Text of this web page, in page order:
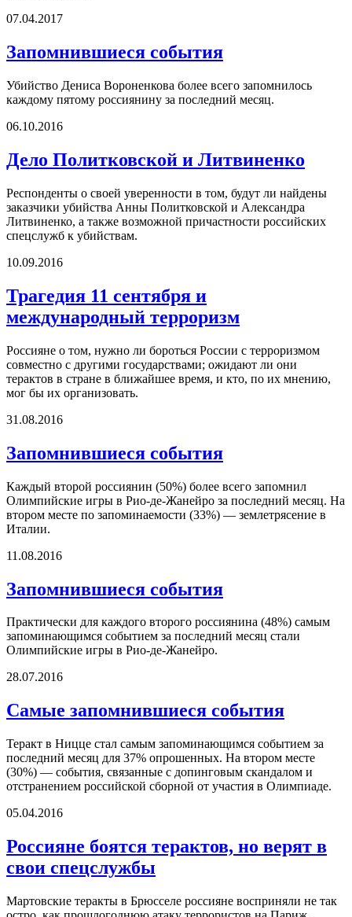
07.04.2017
Запомнившиеся события
Убийство Дениса Вороненкова более всего запомнилось
каждому пятому россиянину за последний месяц.
06.10.2016
Дело Политковской и Литвиненко
Респонденты о своей уверенности в том, будут ли найдены
заказчики убийства Анны Политковской и Александра
Литвиненко, а также возможной причастности российских
спецслужб к убийствам.
10.09.2016
Трагедия 11 сентября и
международный терроризм
Россияне о том, нужно ли бороться России с терроризмом
совместно с другими государствами; ожидают ли они
терактов в стране в ближайшее время, и кто, по их мнению,
мог бы их организовать.
31.08.2016
Запомнившиеся события
Каждый второй россиянин (50%) более всего запомнил
Олимпийские игры в Рио-де-Жанейро за последний месяц. На
втором месте по запоминаемости (33%) — землетрясение в
Италии.
11.08.2016
Запомнившиеся события
Практически для каждого второго россиянина (48%) самым
запоминающимся событием за последний месяц стали
Олимпийские игры в Рио-де-Жанейро.
28.07.2016
Самые запомнившиеся события
Теракт в Ницце стал самым запоминающимся событием за
последний месяц для 37% опрошенных. На втором месте
(30%) — события, связанные с допинговым скандалом и
отстранением российской сборной от участия в Олимпиаде.
05.04.2016
Россияне боятся терактов, но верят в
свои спецслужбы
Мартовские теракты в Брюсселе россияне восприняли не так